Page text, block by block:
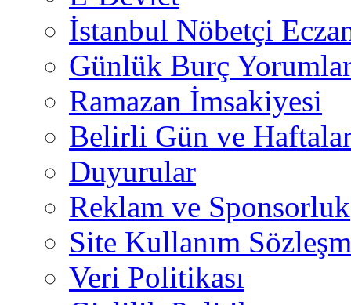
İstanbul Nöbetçi
Günlük Burç
Ramazan İmsakiyesi
Belirli Gün ve
Duyurular
Reklam ve Sponsorluk
Site Kullanım
Veri Politikası